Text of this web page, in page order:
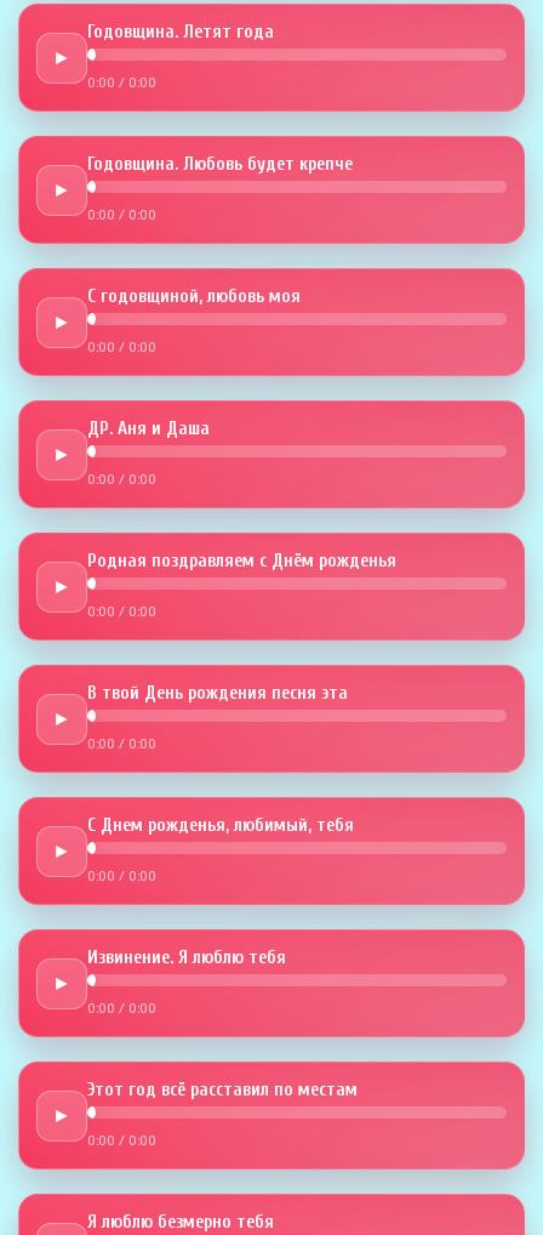
►
Годовщина. Летят года
0:00 / 0:00
►
Годовщина. Любовь будет крепче
0:00 / 0:00
►
С годовщиной, любовь моя
0:00 / 0:00
►
ДР. Аня и Даша
0:00 / 0:00
►
Родная поздравляем с Днём рожденья
0:00 / 0:00
►
В твой День рождения песня эта
0:00 / 0:00
►
С Днем рожденья, любимый, тебя
0:00 / 0:00
►
Извинение. Я люблю тебя
0:00 / 0:00
►
Этот год всё расставил по местам
0:00 / 0:00
Я люблю безмерно тебя